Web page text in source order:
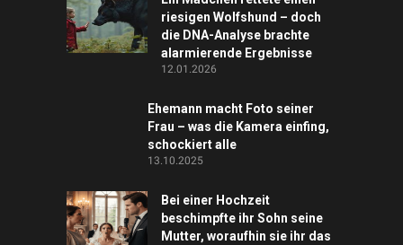
riesigen Wolfshund – doch
die DNA-Analyse brachte
alarmierende Ergebnisse
12.01.2026
Ehemann macht Foto seiner
Frau – was die Kamera einfing,
schockiert alle
13.10.2025
Bei einer Hochzeit
beschimpfte ihr Sohn seine
Mutter, woraufhin sie ihr das